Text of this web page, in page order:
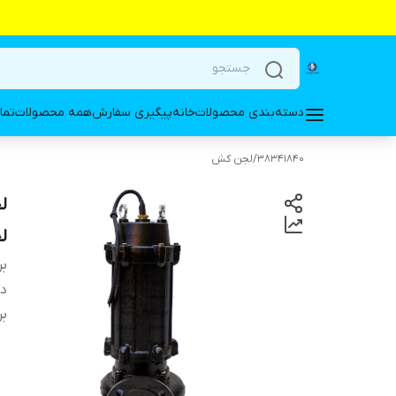
دسته‌بندی محصولاتخانهپیگیری سفارشهمه محصولات
38341840
/لجن کش